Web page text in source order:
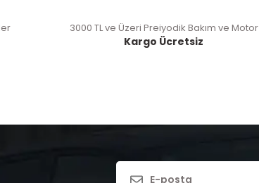
3000 TL ve Üzeri Preiyodik Bakım ve Motor
Kargo Ücretsiz